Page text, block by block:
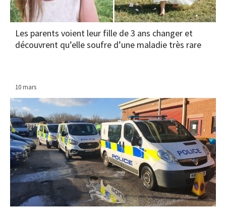
Les parents voient leur fille de 3 ans changer et
découvrent qu’elle soufre d’une maladie très rare
10 mars